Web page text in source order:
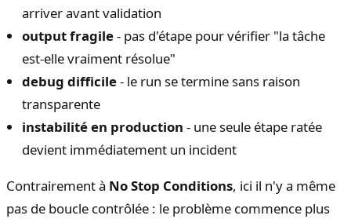
arriver avant validation
output fragile- pas d'étape pour vérifier "la tâche
est-elle vraiment résolue"
debug difficile- le run se termine sans raison
transparente
instabilité en production - une seule étape ratée
devient immédiatement un incident
Contrairement à No Stop Conditions, ici il n'y a même
pas de boucle contrôlée : le problème commence plus